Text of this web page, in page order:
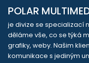
POLAR
je divize se specializací
děláme vše, co se týká
grafiky, weby. Našim
komunikace s jediným